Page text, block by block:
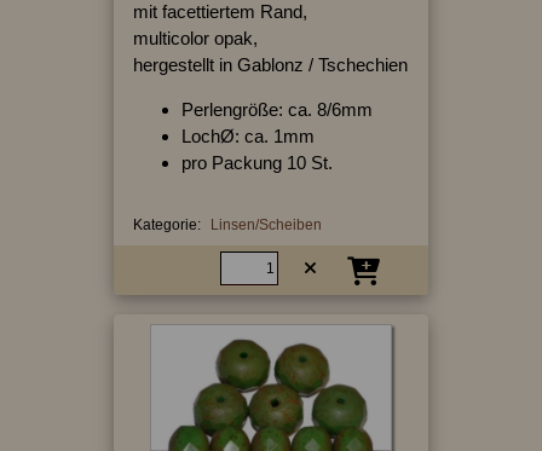
mit facettiertem Rand,
multicolor opak,
hergestellt in Gablonz / Tschechien
Perlengröße: ca. 8/6mm
LochØ: ca. 1mm
pro Packung 10 St.
Kategorie: Linsen/Scheiben